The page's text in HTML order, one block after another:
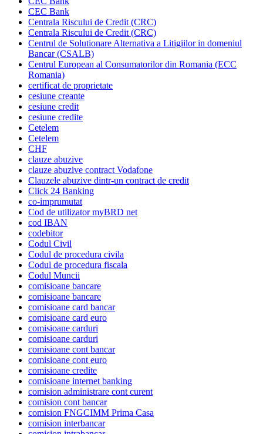
CEC Bank
Centrala Riscului de Credit (CRC)
Centrala Riscului de Credit (CRC)
Centrul de Solutionare Alternativa a Litigiilor in domeniul
Bancar (CSALB)
Centrul European al Consumatorilor din Romania (ECC
Romania)
certificat de proprietate
cesiune creante
cesiune credit
cesiune credite
Cetelem
Cetelem
CHF
clauze abuzive
clauze abuzive contract Vodafone
Clauzele abuzive dintr-un contract de credit
Click 24 Banking
co-imprumutat
Cod de utilizator myBRD net
cod IBAN
codebitor
Codul Civil
Codul de procedura civila
Codul de procedura fiscala
Codul Muncii
comisioane bancare
comisioane bancare
comisioane card bancar
comisioane card euro
comisioane carduri
comisioane carduri
comisioane cont bancar
comisioane cont euro
comisioane credite
comisioane internet banking
comision administrare cont curent
comision cont bancar
comision FNGCIMM Prima Casa
comision interbancar